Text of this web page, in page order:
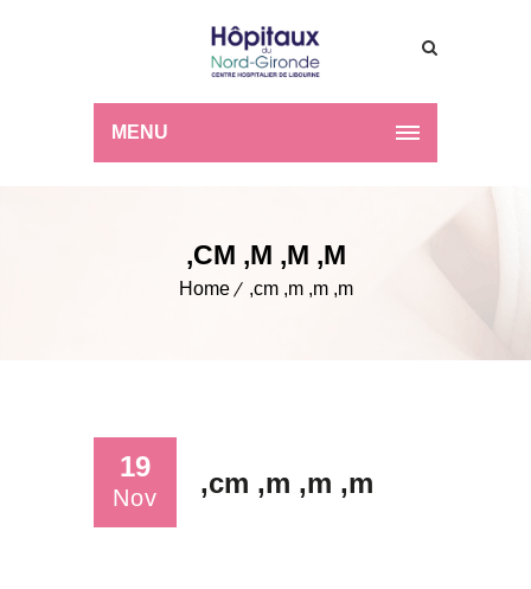
MENU
,CM ,M ,M ,M
Home ,cm ,m ,m ,m
19
Nov ,cm ,m ,m ,m